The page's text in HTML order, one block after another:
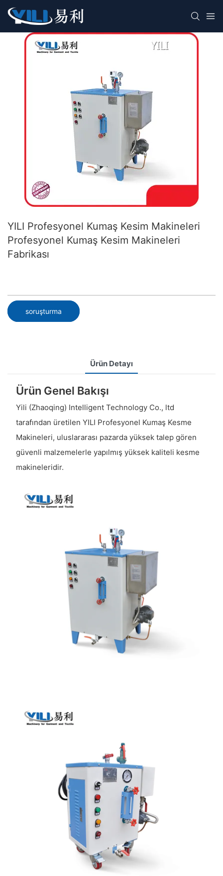
YILI Profesyonel Kumaş Kesim Makineleri
Profesyonel Kumaş Kesim Makineleri
Fabrikası
soruşturma
Ürün Detayı
Ürün Genel Bakışı
Yili (Zhaoqing) Intelligent Technology Co., ltd
tarafından üretilen YILI Profesyonel Kumaş Kesme
Makineleri, uluslararası pazarda yüksek talep gören
güvenli malzemelerle yapılmış yüksek kaliteli kesme
makineleridir.